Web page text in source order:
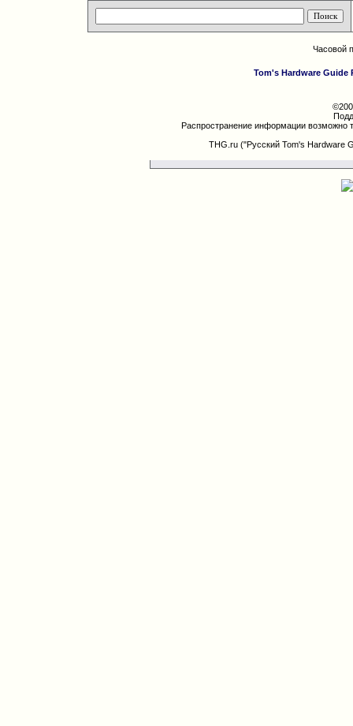
Часовой
Tom's Hardware Guide
Распространение информации возможно
THG.ru ("Русский Tom's Hardware